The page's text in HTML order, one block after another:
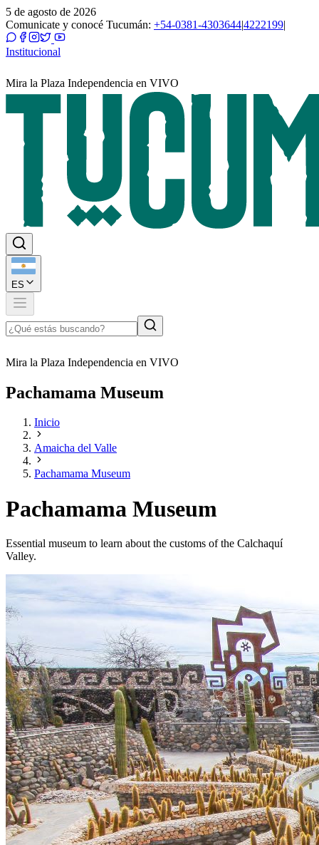
5 de agosto de 2026
Comunicate y conocé Tucumán: +54-0381-4303644|4222199|
Institucional
Mira la Plaza Independencia en VIVO
ES
Mira la Plaza Independencia en VIVO
Pachamama Museum
Inicio
Amaicha del Valle
Pachamama Museum
Pachamama Museum
Essential museum to learn about the customs of the Calchaquí
Valley.